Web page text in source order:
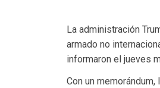
La administración
armado no
informaron el jueves
Con un